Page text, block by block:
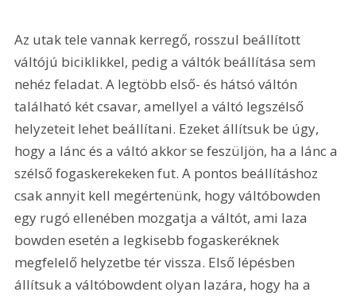
Az utak tele vannak kerregő, rosszul beállított
váltójú biciklikkel, pedig a váltók beállítása sem
nehéz feladat. A legtöbb első- és hátsó váltón
található két csavar, amellyel a váltó legszélső
helyzeteit lehet beállítani. Ezeket állítsuk be úgy,
hogy a lánc és a váltó akkor se feszüljön, ha a lánc a
szélső fogaskerekeken fut. A pontos beállításhoz
csak annyit kell megértenünk, hogy váltóbowden
egy rugó ellenében mozgatja a váltót, ami laza
bowden esetén a legkisebb fogaskeréknek
megfelelő helyzetbe tér vissza. Első lépésben
állítsuk a váltóbowdent olyan lazára, hogy ha a